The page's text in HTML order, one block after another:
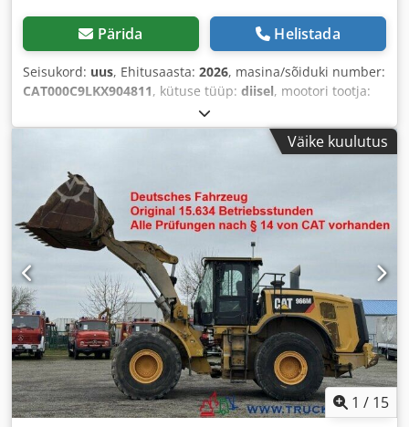
Pärida Helistada
Seisukord: uus, Ehitusaasta: 2026, masina/sõiduki number:
CAT000C9LKX904811, kütuse tüüp: diisel, mootori tootja:
Väike kuulutus
1 / 15